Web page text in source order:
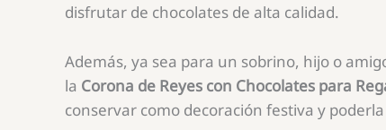
disfrutar de chocolates de alta calidad.
Además, ya sea para un sobrino, hijo o
la Corona de Reyes con Chocolates para
conservar como decoración festiva y